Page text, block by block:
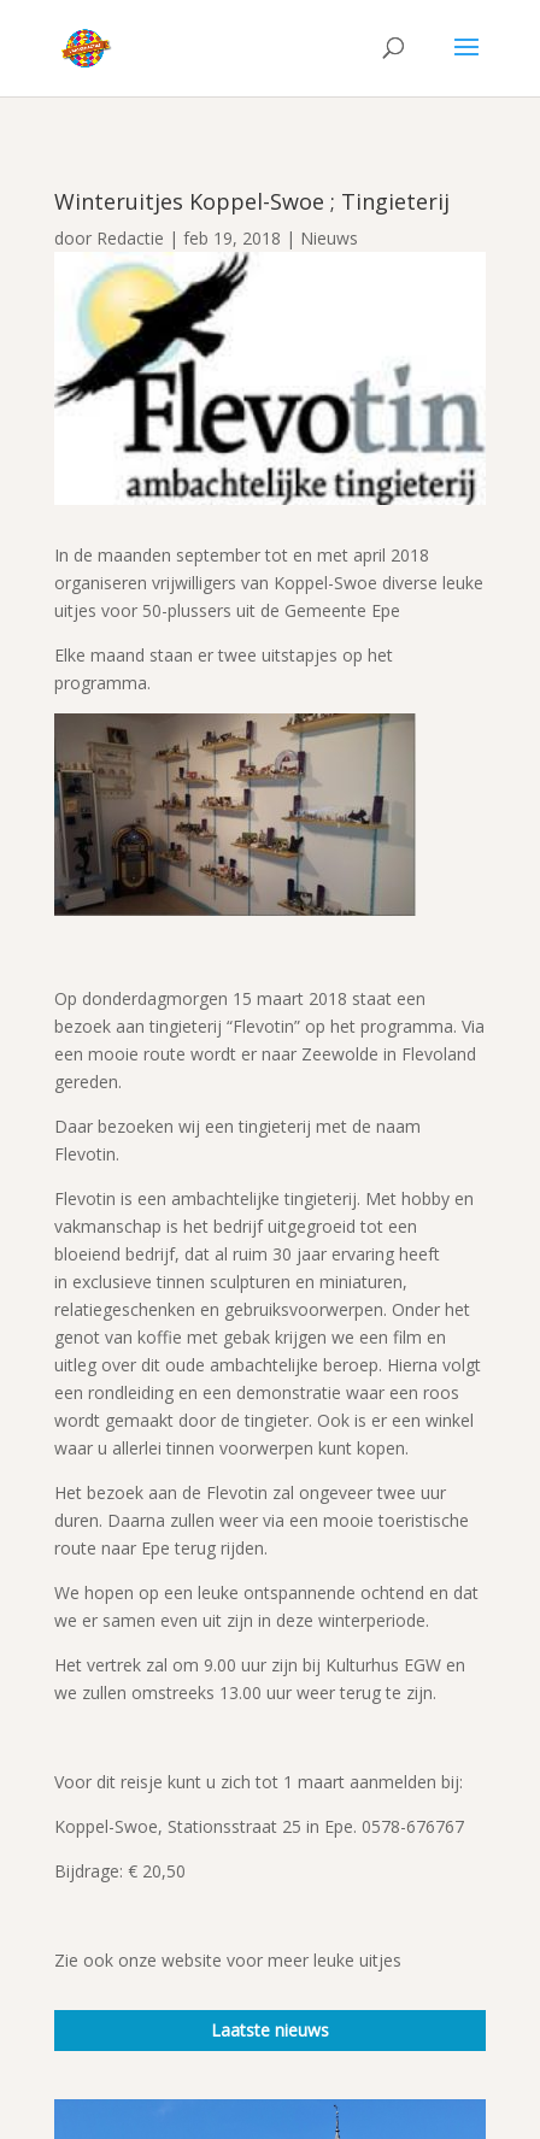
Winteruitjes Koppel-Swoe ; Tingieterij
door Redactie | feb 19, 2018 | Nieuws
In de maanden september tot en met april 2018
organiseren vrijwilligers van Koppel-Swoe diverse leuke
uitjes voor 50-plussers uit de Gemeente Epe
Elke maand staan er twee uitstapjes op het
programma.
Op donderdagmorgen 15 maart 2018 staat een
bezoek aan tingieterij “Flevotin” op het programma. Via
een mooie route wordt er naar Zeewolde in Flevoland
gereden.
Daar bezoeken wij een tingieterij met de naam
Flevotin.
Flevotin is een ambachtelijke tingieterij. Met hobby en
vakmanschap is het bedrijf uitgegroeid tot een
bloeiend bedrijf, dat al ruim 30 jaar ervaring heeft
in exclusieve tinnen sculpturen en miniaturen,
relatiegeschenken en gebruiksvoorwerpen. Onder het
genot van koffie met gebak krijgen we een film en
uitleg over dit oude ambachtelijke beroep. Hierna volgt
een rondleiding en een demonstratie waar een roos
wordt gemaakt door de tingieter. Ook is er een winkel
waar u allerlei tinnen voorwerpen kunt kopen.
Het bezoek aan de Flevotin zal ongeveer twee uur
duren. Daarna zullen weer via een mooie toeristische
route naar Epe terug rijden.
We hopen op een leuke ontspannende ochtend en dat
we er samen even uit zijn in deze winterperiode.
Het vertrek zal om 9.00 uur zijn bij Kulturhus EGW en
we zullen omstreeks 13.00 uur weer terug te zijn.
Voor dit reisje kunt u zich tot 1 maart aanmelden bij:
Koppel-Swoe, Stationsstraat 25 in Epe. 0578-676767
Bijdrage: € 20,50
Zie ook onze website voor meer leuke uitjes
Laatste nieuws